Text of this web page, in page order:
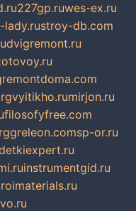
227gp.ruwes-ex.ru
lady.rustroy-db.com
dvigremont.ru
remontdoma.com
vyitikho.rumirjon.ru
filosofyfree.com
greleon.comsp-or.ru
instrumentgid.ru